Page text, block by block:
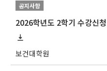
공지사항
2026학년도 2학기 수강신
보건대학원